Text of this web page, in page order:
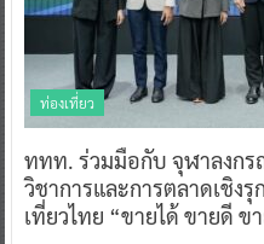
ท่องเที่ยว
ททท. ร่วมมือกับ จุฬาลงก
วิชาการและการตลาดเชิง
เที่ยวไทย “ขายได้ ขายดี ข